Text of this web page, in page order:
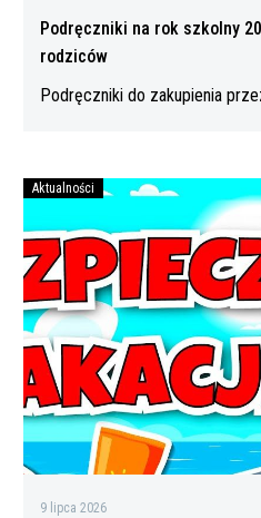
Podręczniki na rok szkolny
rodziców
Podręczniki do zakupienia
Aktualności
9 lipca 2026